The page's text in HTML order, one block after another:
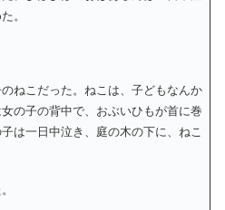
。
ねこだった。ねこは、子どもなんか
の子の背中で、おぶいひもが首に巻
は一日中泣き、庭の木の下に、ねこ